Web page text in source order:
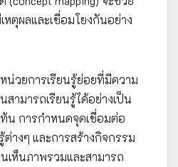
ตุผลและเชื่อมโยงกันอย่าง
น่วยการเรียนรู้ย่อยที่มีความ
สามารถเรียนรู้ได้อย่างเป็น
น การกำหนดจุดเชื่อมต่อ
างๆ และการสร้างกิจกรรม
เห็นภาพรวมและสามารถ